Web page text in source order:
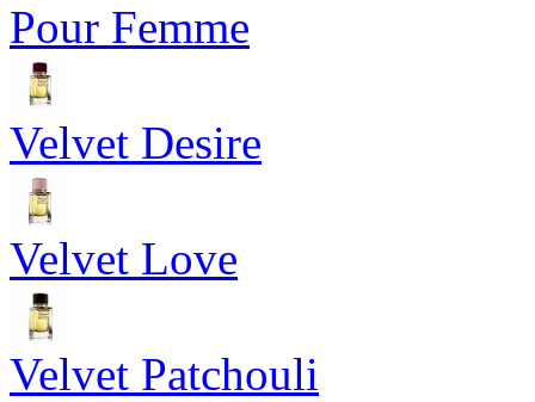
Pour Femme
Velvet Desire
Velvet Love
Velvet Patchouli